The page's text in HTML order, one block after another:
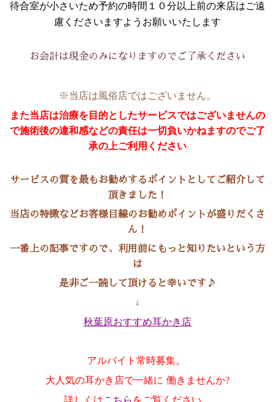
待合室が小さいため予約の時間１０分以上前の来店はご遠
慮くださいますようお願いいたします
お会計は現金のみになりますのでご了承ください
※当店は風俗店ではございません。
また当店は治療を目的としたサービスではございませんの
で施術後の違和感などの責任は一切負いかねますのでご了
承の上ご利用ください
サービスの質を最もお勧めするポイントとしてご紹介して
頂きました！
当店の特徴などお客様目線のお勧めポイントが盛りだくさ
ん！
一番上の記事ですので、利用前にもっと知りたいという方
は
是非ご一読して頂けると幸いです♪
↓
秋葉原おすすめ耳かき店
アルバイト常時募集。
大人気の耳かき店で一緒に 働きませんか?